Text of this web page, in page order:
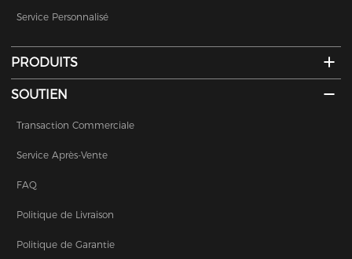
Service Personnalisé
PRODUITS
SOUTIEN
Transaction Commerciale
Service Après-Vente
FAQ
Politique de Livraison
Politique de Garantie